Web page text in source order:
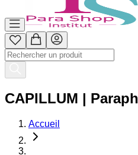
CAPILLUM |
Accueil